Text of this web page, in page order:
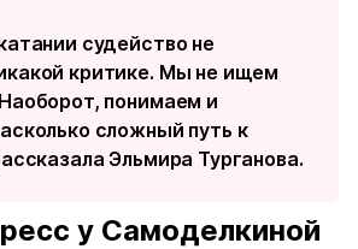
судейство не
критике. Мы не ищем
понимаем и
сложный путь к
Эльмира Турганова.
у Самоделкиной